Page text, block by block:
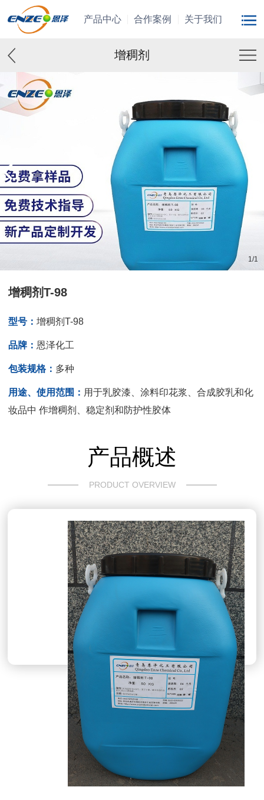
产品中心 合作案例 关于我们
增稠剂
1 /1
增稠剂T-98
型号： 增稠剂T-98
品牌： 恩泽化工
包装规格： 多种
用途、使用范围： 用于乳胶漆、涂料印花浆、合成胶乳和化
妆品中 作增稠剂、稳定剂和防护性胶体
产品概述
PRODUCT OVERVIEW